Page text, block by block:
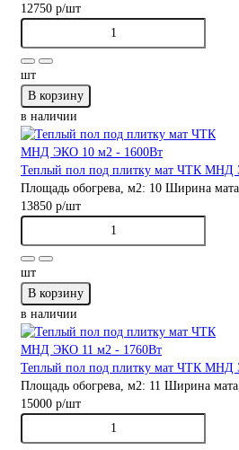
12750 р/шт
шт
В корзину
в наличии
Теплый пол под плитку мат ЧТК МНД
Площадь обогрева, м2: 10 Ширина
13850 р/шт
шт
В корзину
в наличии
Теплый пол под плитку мат ЧТК МНД
Площадь обогрева, м2: 11 Ширина
15000 р/шт